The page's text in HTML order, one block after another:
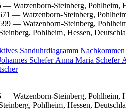
— Watzenborn-Steinberg, Pohlheim,
— Watzenborn-Steinberg,
— Watzenborn-Steinberg,
Pohlheim, Hessen,
Sanduhrdiagramm Nachkommen
Schefer Anna Maria Schefer
— Watzenborn-Steinberg, Pohlheim,
Pohlheim, Hessen,